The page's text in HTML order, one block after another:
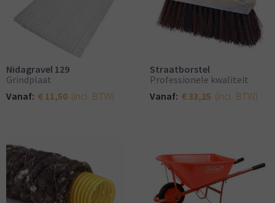
Nidagravel 129
Grindplaat
Vanaf: € 11,50 (incl. BTW)
Straatborstel
Professionele kwaliteit
Vanaf: € 33,25 (incl. BTW)